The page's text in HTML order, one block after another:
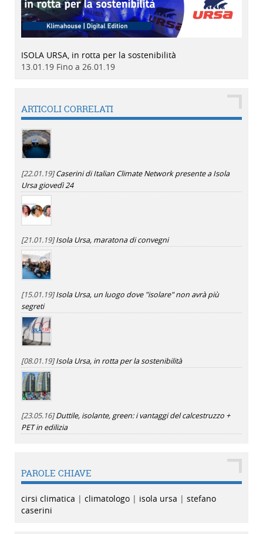
ISOLA URSA, in rotta per la sostenibilità
13.01.19 Fino a 26.01.19
ARTICOLI CORRELATI
[22.01.19]Caserini di Italian Climate Network presente a Isola
Ursa giovedì 24
[21.01.19]Isola Ursa, maratona di convegni
[15.01.19]Isola Ursa, un luogo dove "isolare" non avrà più
segreti
[08.01.19]Isola Ursa, in rotta per la sostenibilità
[23.05.16]Duttile, isolante, green: i vantaggi del calcestruzzo +
PET in edilizia
PAROLE CHIAVE
cirsi climatica | climatologo | isola ursa | stefano
caserini